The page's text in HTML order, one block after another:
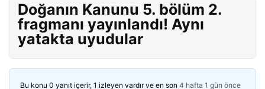
Doğanın Kanunu 5. bölüm 2.
fragmanı yayınlandı! Aynı
yatakta uyudular
Bu konu 0 yanıt içerir, 1 izleyen vardır ve en son 4 hafta 1 gün önce